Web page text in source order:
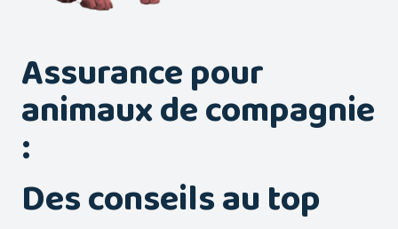
Assurance pour
animaux de compagnie
:
Des conseils au top